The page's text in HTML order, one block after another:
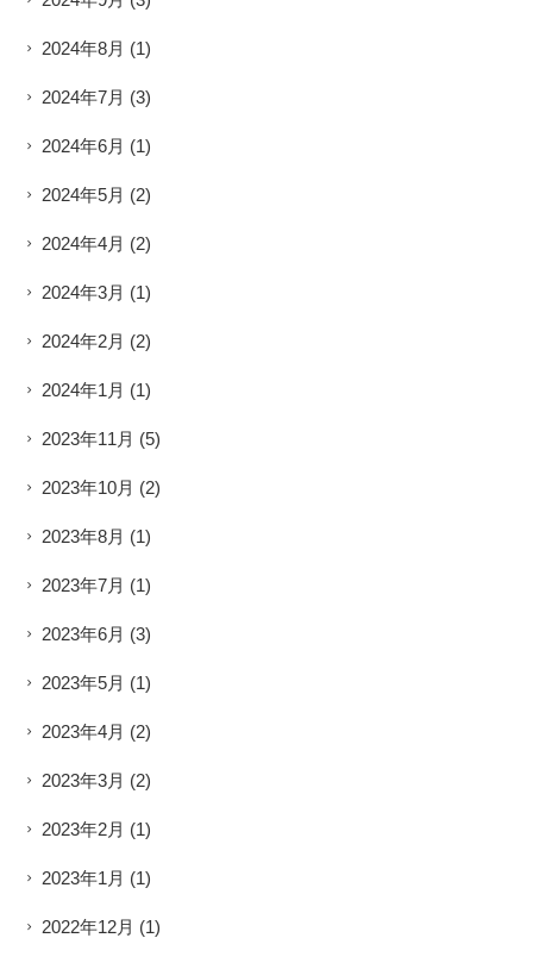
2024年8月 (1)
2024年7月 (3)
2024年6月 (1)
2024年5月 (2)
2024年4月 (2)
2024年3月 (1)
2024年2月 (2)
2024年1月 (1)
2023年11月 (5)
2023年10月 (2)
2023年8月 (1)
2023年7月 (1)
2023年6月 (3)
2023年5月 (1)
2023年4月 (2)
2023年3月 (2)
2023年2月 (1)
2023年1月 (1)
2022年12月 (1)